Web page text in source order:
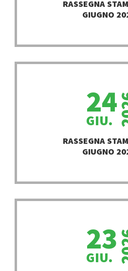
RASSEGNA
GIUGNO
24
GIU.
RASSEGNA
GIUGNO
23
GIU.